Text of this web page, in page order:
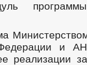
программы
Федерации и
реализации